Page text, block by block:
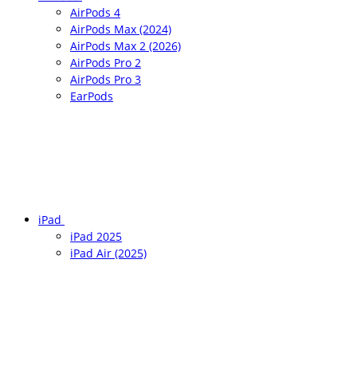
AirPods 4
AirPods Max (2024)
AirPods Max 2 (2026)
AirPods Pro 2
AirPods Pro 3
EarPods
iPad
iPad 2025
iPad Air (2025)